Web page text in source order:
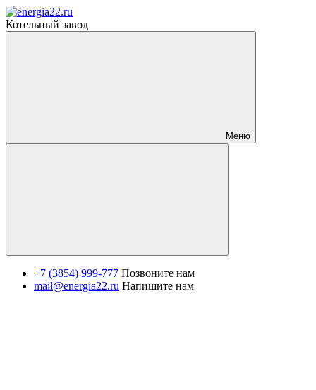
Котельный завод
Меню
+7 (3854) 999-777 Позвоните нам
mail@energia22.ru Напишите нам